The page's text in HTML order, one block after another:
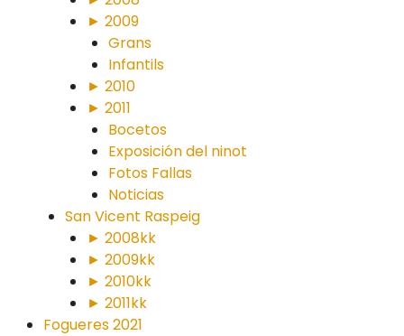
► 2009
Grans
Infantils
► 2010
► 2011
Bocetos
Exposición del ninot
Fotos Fallas
Noticias
San Vicent Raspeig
► 2008kk
► 2009kk
► 2010kk
► 2011kk
Fogueres 2021